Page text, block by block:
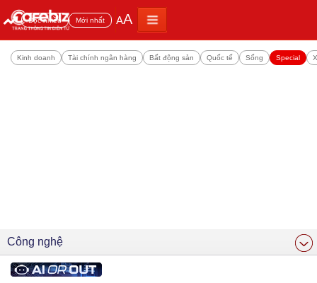
Đọc nhiều Mới nhất AA
Kinh doanh Tài chính ngân hàng Bất động sản Quốc tế Sống Special
Công nghệ